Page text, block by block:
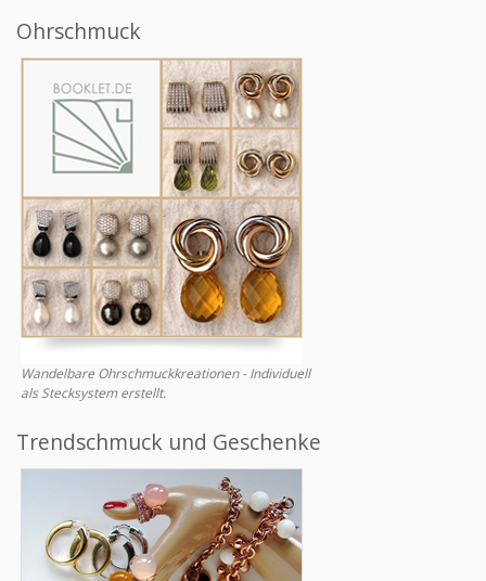
Ohrschmuck
Wandelbare Ohrschmuckkreationen - Individuell
als Stecksystem erstellt.
Trendschmuck und Geschenke